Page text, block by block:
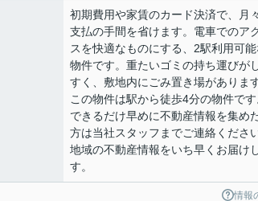
初期費用や家賃のカード決済で、月
支払の手間を省けます。電車でのア
スを快適なものにする、2駅利用可
物件です。重たいゴミの持ち運びが
すく、敷地内にごみ置き場がありま
この物件は駅から徒歩4分の物件で
できるだけ早めに不動産情報を集め
方は当社スタッフまでご連絡くださ
地域の不動産情報をいち早くお届け
す。
情報